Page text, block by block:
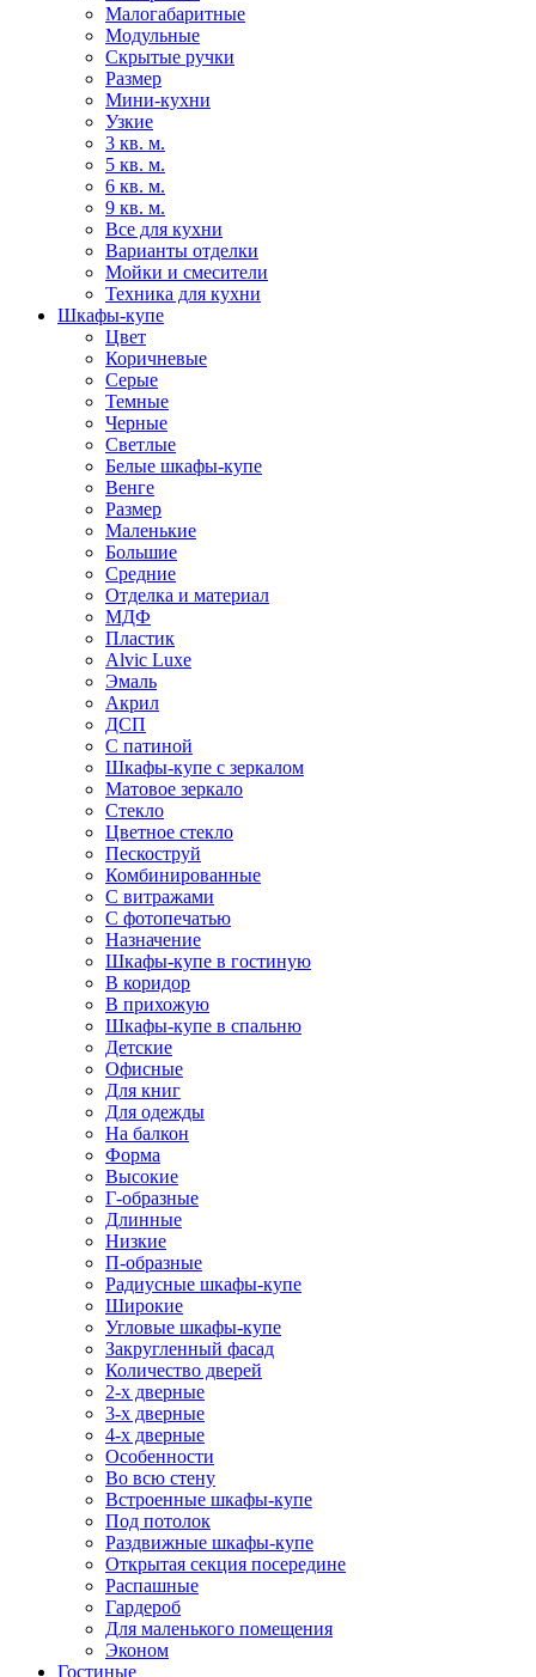
Малогабаритные
Модульные
Скрытые ручки
Размер
Мини-кухни
Узкие
3 кв. м.
5 кв. м.
6 кв. м.
9 кв. м.
Все для кухни
Варианты отделки
Мойки и смесители
Техника для кухни
Шкафы-купе
Цвет
Коричневые
Серые
Темные
Черные
Светлые
Белые шкафы-купе
Венге
Размер
Маленькие
Большие
Средние
Отделка и материал
МДФ
Пластик
Alvic Luxe
Эмаль
Акрил
ДСП
С патиной
Шкафы-купе с зеркалом
Матовое зеркало
Стекло
Цветное стекло
Пескоструй
Комбинированные
С витражами
С фотопечатью
Назначение
Шкафы-купе в гостиную
В коридор
В прихожую
Шкафы-купе в спальню
Детские
Офисные
Для книг
Для одежды
На балкон
Форма
Высокие
Г-образные
Длинные
Низкие
П-образные
Радиусные шкафы-купе
Широкие
Угловые шкафы-купе
Закругленный фасад
Количество дверей
2-х дверные
3-х дверные
4-х дверные
Особенности
Во всю стену
Встроенные шкафы-купе
Под потолок
Раздвижные шкафы-купе
Открытая секция посередине
Распашные
Гардероб
Для маленького помещения
Эконом
Гостиные